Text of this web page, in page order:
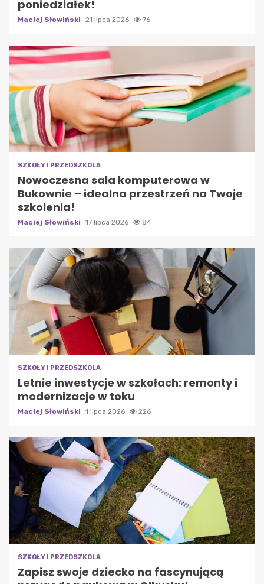
poniedziałek!
Maciej Słowiński 21 lipca 2026 76
SZKOŁY I PRZEDSZKOLA
Nowoczesna sala komputerowa w
Bukownie – idealna przestrzeń na Twoje
szkolenia!
Maciej Słowiński 17 lipca 2026 84
SZKOŁY I PRZEDSZKOLA
Letnie inwestycje w szkołach: remonty i
modernizacje w toku
Maciej Słowiński 1 lipca 2026 226
SZKOŁY I PRZEDSZKOLA
Zapisz swoje dziecko na fascynującą